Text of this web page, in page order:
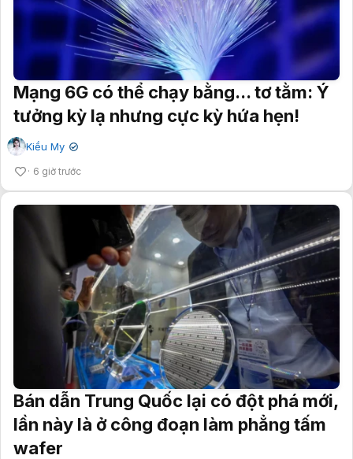
Mạng 6G có thể chạy bằng... tơ tằm: Ý
tưởng kỳ lạ nhưng cực kỳ hứa hẹn!
Kiều My ✔
6 giờ trước
Bán dẫn Trung Quốc lại có đột phá mới,
lần này là ở công đoạn làm phẳng tấm
wafer